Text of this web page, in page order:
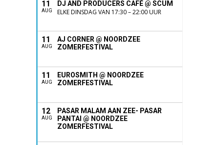
11
AUG
DJ AND PRODUCERS CAFÉ @ SCUM
ELKE DINSDAG VAN 17:30 – 22:00 UUR
11
AUG
AJ CORNER @ NOORDZEE
ZOMERFESTIVAL
11
AUG
EUROSMITH @ NOORDZEE
ZOMERFESTIVAL
12
AUG
PASAR MALAM AAN ZEE- PASAR
PANTAI @ NOORDZEE
ZOMERFESTIVAL